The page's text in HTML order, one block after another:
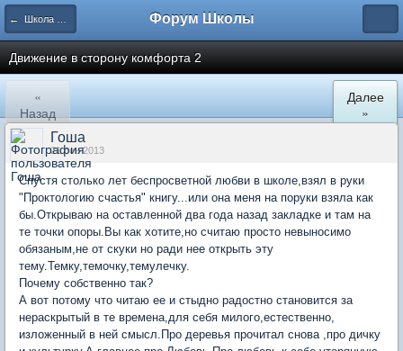
← Школа Холистического Сознания Форум Школы
Движение в сторону комфорта 2
«
Назад
Далее
»
Гоша
21 сен 2013
Спустя столько лет беспросветной любви в школе,взял в руки
"Проктологию счастья" книгу...или она меня на поруки взяла как
бы.Открываю на оставленной два года назад закладке и там на
те точки опоры.Вы как хотите,но считаю просто невыносимо
обязаным,не от скуки но ради нее открыть эту
тему.Темку,темочку,темулечку.
Почему собственно так?
А вот потому что читаю ее и стыдно радостно становится за
нераскрытый в те времена,для себя милого,естественно,
изложенный в ней смысл.Про деревья прочитал снова ,про дичку